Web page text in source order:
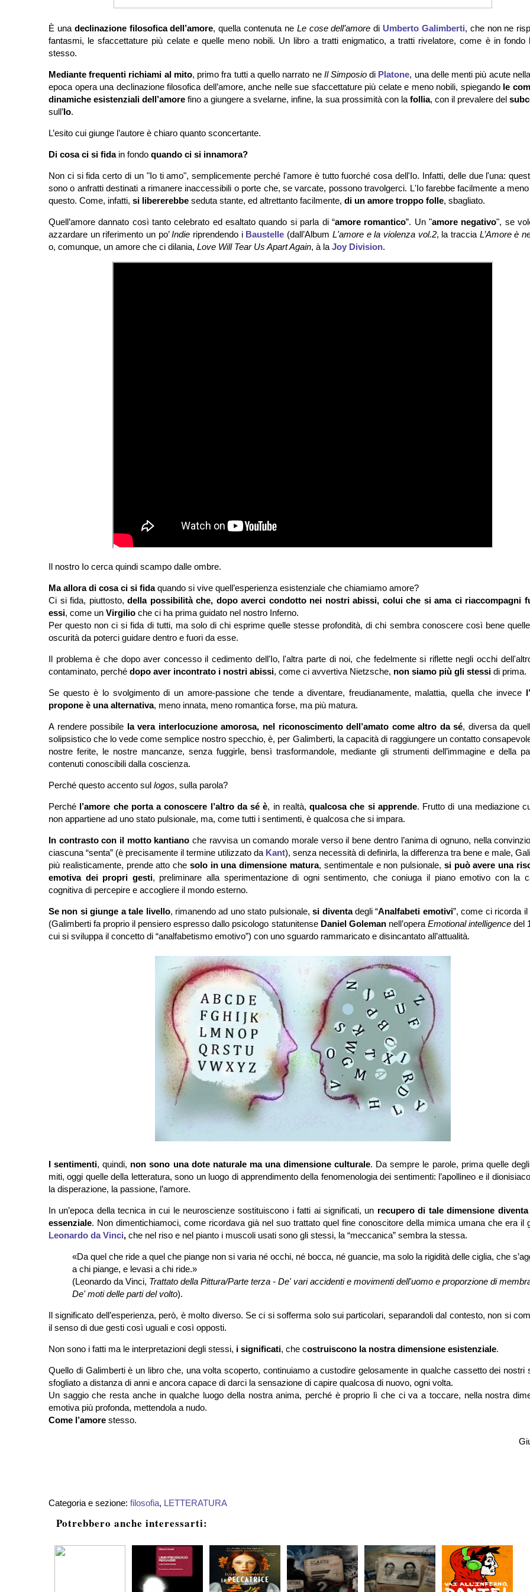
È una declinazione filosofica dell’amore, quella contenuta ne Le cose dell’amore di Umberto Galimberti, che non ne
fantasmi, le sfaccettature più celate e quelle meno nobili. Un libro a tratti enigmatico, a tratti rivelatore, come è in fondo
stesso.
Mediante frequenti richiami al mito, primo fra tutti a quello narrato ne Il Simposiodi Platone, una delle menti più acute
epoca opera una declinazione filosofica dell’amore, anche nelle sue sfaccettature più celate e meno nobili, spiegando le
dinamiche esistenziali dell’amore fino a giungere a svelarne, infine, la sua prossimità con la follia, con il prevalere del
sull’Io.
L’esito cui giunge l’autore è chiaro quanto sconcertante.
Di cosa ci si fidain fondo quando ci si innamora?
Non ci si fida certo di un "Io ti amo", semplicemente perché l'amore è tutto fuorché cosa dell'Io. Infatti, delle due l'una:
sono o anfratti destinati a rimanere inaccessibili o porte che, se varcate, possono travolgerci. L'Io farebbe facilmente a
questo. Come, infatti, si libererebbe seduta stante, ed altrettanto facilmente, di un amore troppo folle, sbagliato.
Quell’amore dannato così tanto celebrato ed esaltato quando si parla di “amore romantico”. Un "amore negativo", se
azzardare un riferimento un po’Indie riprendendo i Baustelle (dall’Album L'amore e la violenza vol.2, la traccia L’Amore è
o, comunque, un amore che ci dilania, Love Will Tear Us Apart Again, à la Joy Division.
Il nostro Io cerca quindi scampo dalle ombre.
Ma allora di cosa ci si fidaquando si vive quell’esperienza esistenziale che chiamiamo amore?
Ci si fida, piuttosto, della possibilità che, dopo averci condotto nei nostri abissi, colui che si ama ci riaccompagni
essi, come un Virgilio che ci ha prima guidato nel nostro Inferno.
Per questo non ci si fida di tutti, ma solo di chi esprime quelle stesse profondità, di chi sembra conoscere così bene
oscurità da poterci guidare dentro e fuori da esse.
Il problema è che dopo aver concesso il cedimento dell'Io, l'altra parte di noi, che fedelmente si riflette negli occhi
contaminato, perché dopo aver incontrato i nostri abissi, come ci avvertiva Nietzsche, non siamo più gli stessi di prima.
Se questo è lo svolgimento di un amore-passione che tende a diventare, freudianamente, malattia, quella che invece
propone è una alternativa, meno innata, meno romantica forse, ma più matura.
A rendere possibile la vera interlocuzione amorosa, nel riconoscimento dell’amato come altro da sé, diversa da
solipsistico che lo vede come semplice nostro specchio, è, per Galimberti, la capacità di raggiungere un contatto
nostre ferite, le nostre mancanze, senza fuggirle, bensì trasformandole, mediante gli strumenti dell’immagine e della
contenuti conoscibili dalla coscienza.
Perché questo accento sul logos, sulla parola?
Perché l’amore che porta a conoscere l’altro da sé è, in realtà, qualcosa che si apprende. Frutto di una mediazione
non appartiene ad uno stato pulsionale, ma, come tutti i sentimenti, è qualcosa che si impara.
In contrasto con il motto kantiano che ravvisa un comando morale verso il bene dentro l’anima di ognuno, nella
ciascuna “senta” (è precisamente il termine utilizzato da Kant), senza necessità di definirla, la differenza tra bene e male,
più realisticamente, prende atto che solo in una dimensione matura, sentimentale e non pulsionale, si può avere una
emotiva dei propri gesti, preliminare alla sperimentazione di ogni sentimento, che coniuga il piano emotivo con la
cognitiva di percepire e accogliere il mondo esterno.
Se non si giunge a tale livello, rimanendo ad uno stato pulsionale,si diventadegli “Analfabeti emotivi”, come ci ricorda il
(Galimberti fa proprio il pensiero espresso dallo psicologo statunitense Daniel Golemannell’opera Emotional intelligencedel
cui si sviluppa il concetto di “analfabetismo emotivo”) con uno sguardo rammaricato e disincantato all’attualità.
I sentimenti, quindi, non sono una dote naturale ma una dimensione culturale. Da sempre le parole, prima quelle
miti, oggi quelle della letteratura, sono un luogo di apprendimento della fenomenologia dei sentimenti: l’apollineo e il
la disperazione, la passione, l’amore.
In un’epoca della tecnica in cui le neuroscienze sostituiscono i fatti ai significati, un recupero di tale dimensione
essenziale. Non dimentichiamoci, come ricordava già nel suo trattato quel fine conoscitore della mimica umana che era il
Leonardo da Vinci, che nel riso e nel pianto i muscoli usati sono gli stessi, la “meccanica” sembra la stessa.
«Da quel che ride a quel che piange non si varia né occhi, né bocca, né guancie, ma solo la rigidità delle ciglia, che
a chi piange, e levasi a chi ride.»
(Leonardo da Vinci, Trattato della Pittura/Parte terza - De' vari accidenti e movimenti dell'uomo e proporzione di
De' moti delle parti del volto).
Il significato dell’esperienza, però, è molto diverso. Se ci si sofferma solo sui particolari, separandoli dal contesto, non si
il senso di due gesti così uguali e così opposti.
Non sono i fatti ma le interpretazioni degli stessi, i significati, che costruiscono la nostra dimensione esistenziale.
Quello di Galimberti è un libro che, una volta scoperto, continuiamo a custodire gelosamente in qualche cassetto dei nostri
sfogliato a distanza di anni e ancora capace di darci la sensazione di capire qualcosa di nuovo, ogni volta.
Un saggio che resta anche in qualche luogo della nostra anima, perché è proprio lì che ci va a toccare, nella nostra
emotiva più profonda, mettendola a nudo.
Come l’amore stesso.
Categoria e sezione: filosofia, LETTERATURA
Potrebbero anche interessarti: